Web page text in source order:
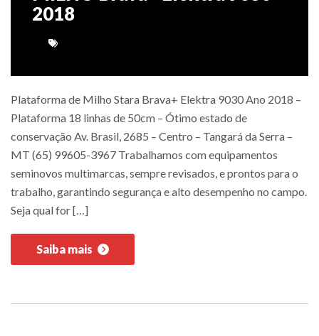
2018
Plataforma de Milho Stara Brava+ Elektra 9030 Ano 2018 –
Plataforma 18 linhas de 50cm – Ótimo estado de
conservação Av. Brasil, 2685 – Centro – Tangará da Serra –
MT (65) 99605-3967 Trabalhamos com equipamentos
seminovos multimarcas, sempre revisados, e prontos para o
trabalho, garantindo segurança e alto desempenho no campo.
Seja qual for […]
Saiba mais